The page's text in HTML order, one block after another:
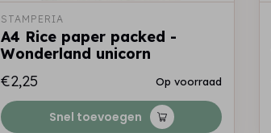
STAMPERIA
A4 Rice paper packed -
Wonderland unicorn
€2,25
Op voorraad
Snel toevoegen